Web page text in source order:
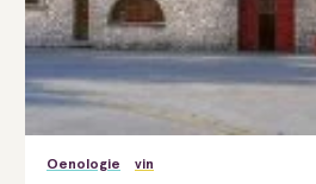
Oenologie vin